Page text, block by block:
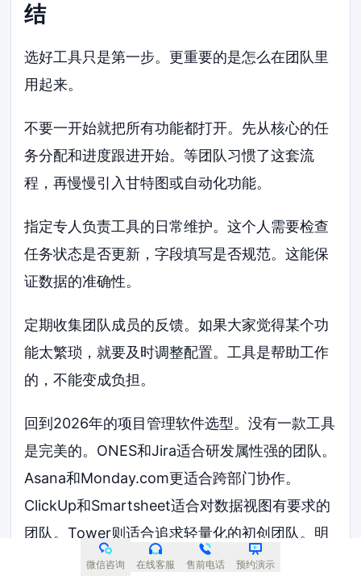
结
选好工具只是第一步。更重要的是怎么在团队里
用起来。
不要一开始就把所有功能都打开。先从核心的任
务分配和进度跟进开始。等团队习惯了这套流
程，再慢慢引入甘特图或自动化功能。
指定专人负责工具的日常维护。这个人需要检查
任务状态是否更新，字段填写是否规范。这能保
证数据的准确性。
定期收集团队成员的反馈。如果大家觉得某个功
能太繁琐，就要及时调整配置。工具是帮助工作
的，不能变成负担。
回到2026年的项目管理软件选型。没有一款工具
是完美的。ONES和Jira适合研发属性强的团队。
Asana和Monday.com更适合跨部门协作。
ClickUp和Smartsheet适合对数据视图有要求的
团队。Tower则适合追求轻量化的初创团队。明
确你的核心需求，结合预算做取舍，就是最靠谱
微信咨询 在线客服 售前电话 预约演示